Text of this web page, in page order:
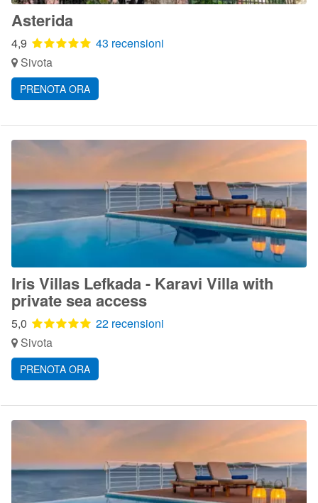
Asterida
4,9
43 recensioni
Sivota
PRENOTA ORA
Iris Villas Lefkada - Karavi Villa with
private sea access
5,0
22 recensioni
Sivota
PRENOTA ORA